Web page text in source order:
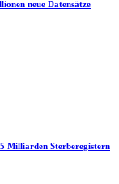
neue Datensätze
Milliarden Sterberegistern